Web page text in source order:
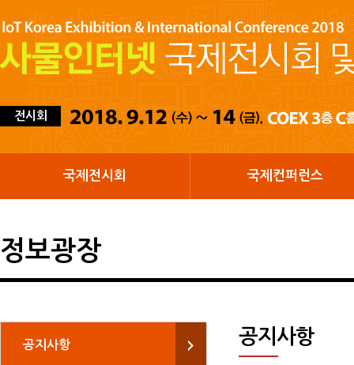
전시회
국제전시회 국제컨퍼런스
정보광장
공지사항 공지사항